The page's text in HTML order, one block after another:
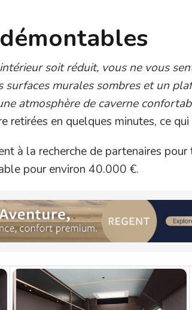
soit réduit, vous ne vous
surfaces murales sombres et un
atmosphère de caverne
retirées en quelques minutes, ce
à la recherche de partenaires
pour environ 40.000 €.